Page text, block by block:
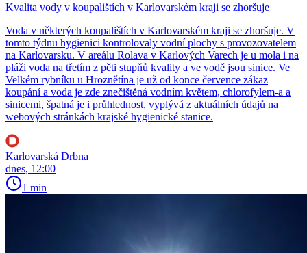
Kvalita vody v koupalištích v Karlovarském kraji se zhoršuje
Voda v některých koupalištích v Karlovarském kraji se zhoršuje. V
tomto týdnu hygienici kontrolovaly vodní plochy s provozovatelem
na Karlovarsku. V areálu Rolava v Karlových Varech je u mola i na
pláži voda na třetím z pěti stupňů kvality a ve vodě jsou sinice. Ve
Velkém rybníku u Hroznětína je už od konce července zákaz
koupání a voda je zde znečištěná vodním květem, chlorofylem-a a
sinicemi, špatná je i průhlednost, vyplývá z aktuálních údajů na
webových stránkách krajské hygienické stanice.
Karlovarská Drbna
dnes, 12:00
1 min